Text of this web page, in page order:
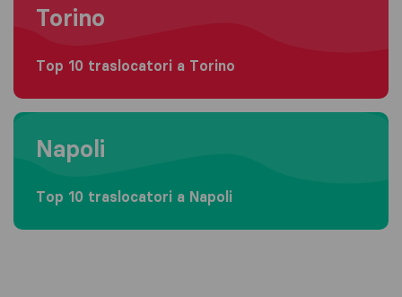
Torino
Top 10 traslocatori a Torino
Moving to Napoli
Napoli
Top 10 traslocatori a Napoli